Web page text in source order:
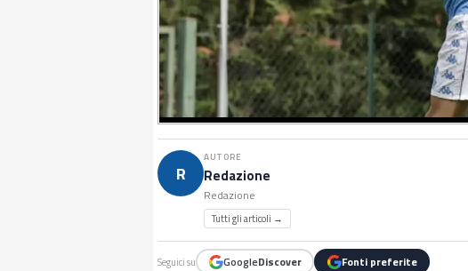
R
AUTORE
Redazione
Redazione
Tutti gli articoli →
Seguici su GoogleDiscover Fonti preferite